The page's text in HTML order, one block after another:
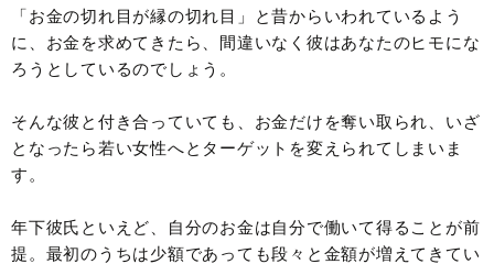
「お金の切れ目が縁の切れ目」と昔からいわれているよう
に、お金を求めてきたら、間違いなく彼はあなたのヒモにな
ろうとしているのでしょう。
そんな彼と付き合っていても、お金だけを奪い取られ、いざ
となったら若い女性へとターゲットを変えられてしまいま
す。
年下彼氏といえど、自分のお金は自分で働いて得ることが前
提。最初のうちは少額であっても段々と金額が増えてきてい